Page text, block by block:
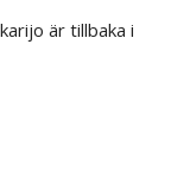
är tillbaka i